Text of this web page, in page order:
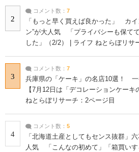
2
コメント数： 7
「もっと早く買えば良かった」 カイ
ン”が大人気 「プライバシーも保て
した」（2/2） | ライフ ねとらぼリサ
3
コメント数： 7
兵庫県の「ケーキ」の名店10選！ 一
【7月12日は「デコレーションケー
ねとらぼリサーチ：2ページ目
4
コメント数： 5
「北海道土産としてもセンス抜群」
人気 「こんなの初めて」「箱買いす